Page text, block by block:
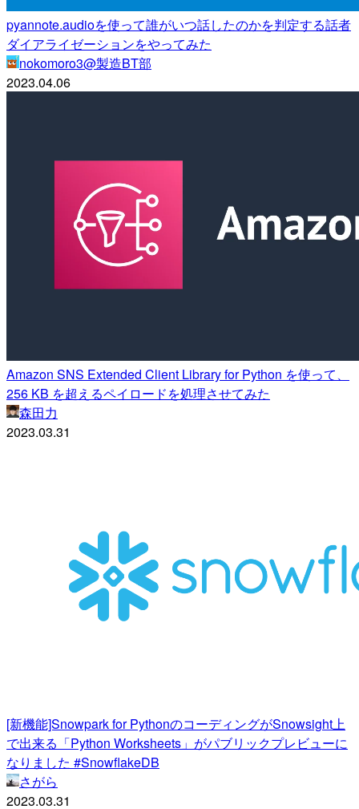
pyannote.audioを使って誰がいつ話したのかを判定する話者
ダイアライゼーションをやってみた
nokomoro3@製造BT部
2023.04.06
Amazon SNS Extended Client Library for Python を使って、
256 KB を超えるペイロードを処理させてみた
森田力
2023.03.31
[新機能]Snowpark for PythonのコーディングがSnowsight上
で出来る「Python Worksheets」がパブリックプレビューに
なりました #SnowflakeDB
さがら
2023.03.31